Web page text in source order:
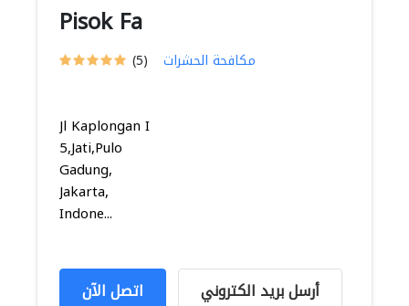
Pisok Fa
(5) مكافحة الحشرات
Jl Kaplongan I
5,Jati,Pulo
Gadung,
Jakarta,
Indone...
اتصل الآن أرسل بريد الكتروني